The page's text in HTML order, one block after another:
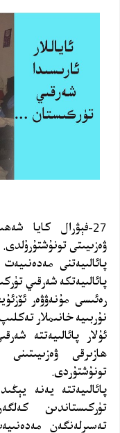
27-فېۋرال كايا
ۋەزىيىتى تونۇشتۇرۇلدى.
پائالىيەتنى
پائالىيەتكە شەرقىي
رەئىسى مۇنەۋۋەر
نۇربىيە خانىملار
ئۇلار پائالىيەتتە
ھازىرقى
تونۇشتۇردى.
پائالىيەتتە يەنە
تۈركىستاندىن
تەسىرلەنگەن